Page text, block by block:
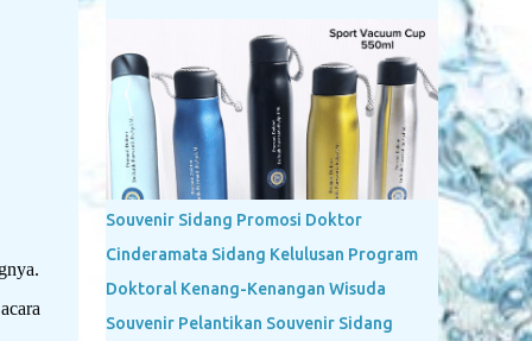
Souvenir Sidang Promosi Doktor
Cinderamata Sidang Kelulusan Program
Doktoral Kenang-Kenangan Wisuda
Souvenir Pelantikan Souvenir Sidang